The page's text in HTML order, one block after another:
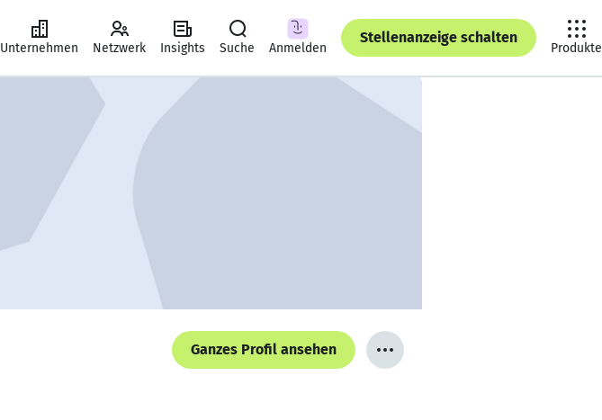
Unternehmen Netzwerk Insights Suche Anmelden
Stellenanzeige schalten
Produkte
Ganzes Profil ansehen